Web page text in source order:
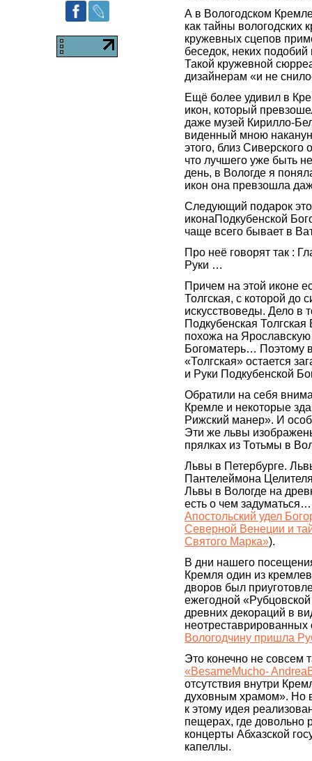
А в Вологодском
как тайны вологодских
кружевных сцепов
беседок, неких
Такой кружевной
дизайнерам «и не
Ещё более удивил в
икон, который
даже музей Кирилло-
виденный мною
этого, близ Сиверского
что лучшего уже быть
день, в Вологде я
икон она превзошла
Следующий подарок
иконаПодкубенской
чаще всего бывает в
Про неё говорят так :
Руки …
Причем на этой иконе
Толгская, с которой до
искусствоведы. Дело в
Подкубенская
похожа на Ярославскую
Богоматерь… Поэтому
«Толгская» остается
и Руки Подкубенской
Обратили на себя
Кремле и некоторые
Рижский манер». И
Эти же львы
прялках из Тотьмы в
Львы в Петербурге.
Пантелеймона
Львы в Вологде на
есть о чем
Апостольский удел
Северной Венеции и
Святого Марка»).
В дни нашего
Кремля один из
дворов был
ежегодной
древних декораций в
Вологодчину пришла
Это конечно не совсем
«BesameMucho-
отсутствия внутри
духовным храмом». Но
к этому идея
пещерах, где довольно
концерты Абхазской
капеллы.